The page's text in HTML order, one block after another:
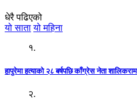
धेरै पढिएको
यो साता यो महिना
१.
हापुरेमा हत्याको २८ बर्षपछि काँग्रेस नेता
२.